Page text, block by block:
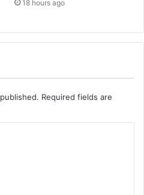
18 hours ago
Required fields are